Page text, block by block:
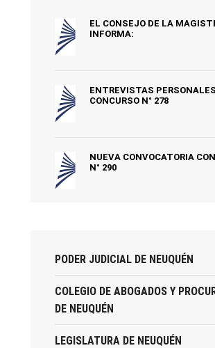
EL CONSEJO DE LA
INFORMA:
ENTREVISTAS PERSONALES
CONCURSO N° 278
NUEVA CONVOCATORIA
N° 290
PODER JUDICIAL DE NEUQUÉN
COLEGIO DE ABOGADOS Y
DE NEUQUÉN
LEGISLATURA DE NEUQUÉN